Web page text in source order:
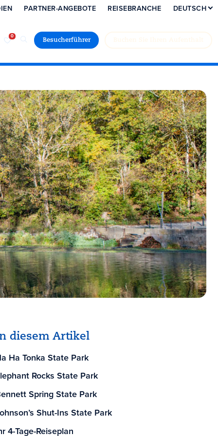
Besucherführer
PARTNER-ANGEBOTE REISEBRANCHE DEUTSCH
diesem Artikel
Ha Tonka State Park
Rocks State Park
Spring State Park
Shut-Ins State Park
4-Tage-Reiseplan